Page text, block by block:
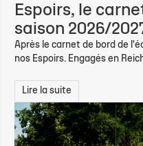
Espoirs, le
saison 2026/
Après le carnet de bord de
nos Espoirs. Engagés en
Lire la suite